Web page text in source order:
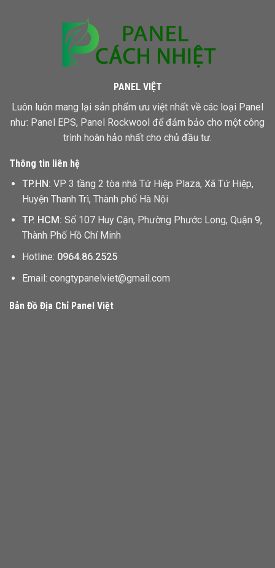
PANEL VIỆT
Luôn luôn mang lại sản phẩm ưu việt nhất về các loại Panel
như: Panel EPS, Panel Rockwool để đảm bảo cho một công
trình hoàn hảo nhất cho chủ đầu tư.
Thông tin liên hệ
TP.HN: VP 3 tầng 2 tòa nhà Tứ Hiệp Plaza, Xã Tứ Hiệp,
Huyện Thanh Trì, Thành phố Hà Nội
TP. HCM: Số 107 Huy Cận, Phường Phước Long, Quận 9,
Thành Phố Hồ Chí Minh
Hotline: 0964.86.2525
Email: congtypanelviet@gmail.com
Bản Đồ Địa Chỉ Panel Việt